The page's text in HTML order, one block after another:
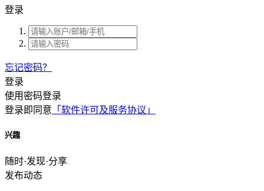
登录
忘记密码？
登录
使用密码登录
登录即同意 「软件许可及服务协议」
兴趣
随时·发现·分享
发布动态